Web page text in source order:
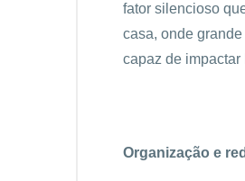
fator silencioso
casa, onde
capaz de impactar
Organização e